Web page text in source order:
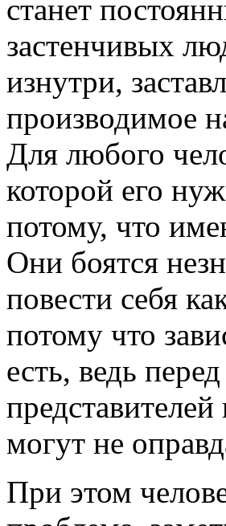
станет
застенчивых
изнутри,
производимое
Для любого
которой его
потому, что
Они боятся
повести себя
потому что
есть, ведь
могут не
При этом